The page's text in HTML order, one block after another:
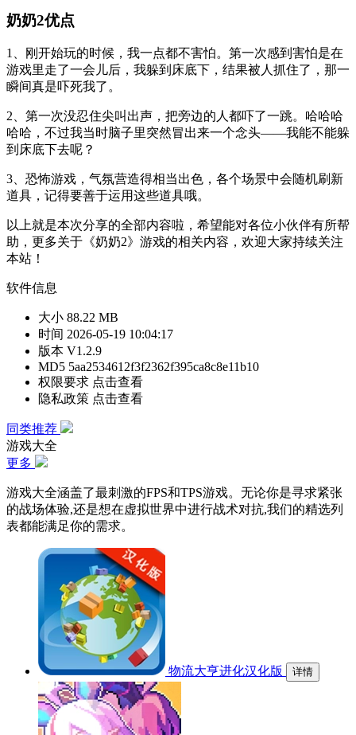
奶奶2优点
1、刚开始玩的时候，我一点都不害怕。第一次感到害怕是在
游戏里走了一会儿后，我躲到床底下，结果被人抓住了，那一
瞬间真是吓死我了。
2、第一次没忍住尖叫出声，把旁边的人都吓了一跳。哈哈哈
哈哈，不过我当时脑子里突然冒出来一个念头——我能不能躲
到床底下去呢？
3、恐怖游戏，气氛营造得相当出色，各个场景中会随机刷新
道具，记得要善于运用这些道具哦。
以上就是本次分享的全部内容啦，希望能对各位小伙伴有所帮
助，更多关于《奶奶2》游戏的相关内容，欢迎大家持续关注
本站！
软件信息
大小 88.22 MB
时间 2026-05-19 10:04:17
版本 V1.2.9
MD5 5aa2534612f3f2362f395ca8c8e11b10
权限要求 点击查看
隐私政策 点击查看
同类推荐
游戏大全
更多
游戏大全涵盖了最刺激的FPS和TPS游戏。无论你是寻求紧张
的战场体验,还是想在虚拟世界中进行战术对抗,我们的精选列
表都能满足你的需求。
物流大亨进化汉化版 详情